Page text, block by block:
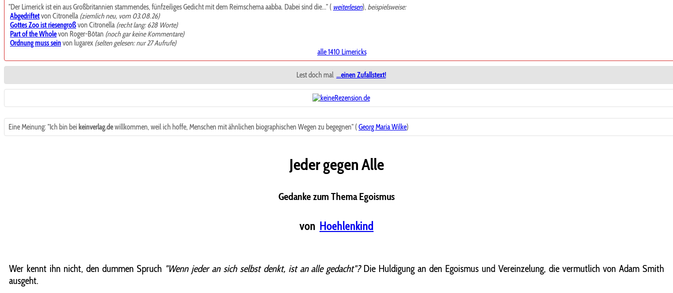
"Der Limerick ist ein aus Großbritannien stammendes, fünfzeiliges Gedicht mit dem Reimschema aabba. Dabei sind die..." ( weiterlesen),beispielsweise:
Abgedriftetvon Citronella (ziemlich neu, vom 03.08.26)
Gottes Zoo ist riesengroßvon Citronella (recht lang: 628 Worte)
Part of the Wholevon Roger-Bôtan (noch gar keine Kommentare)
Ordnung muss seinvon lugarex (selten gelesen: nur 27 Aufrufe)
alle 1410 Limericks
Lest doch mal ...einen Zufallstext!
Eine Meinung: "Ich bin bei keinverlag.dewillkommen, weil ich hoffe, Menschen mit ähnlichen biographischen Wegen zu begegnen" (Georg Maria Wilke)
Jeder gegen Alle
Gedanke zum Thema Egoismus
von Hoehlenkind
Wer kennt ihn nicht, den dummen Spruch"Wenn jeder an sich selbst denkt, ist an alle gedacht"? Die Huldigung an den Egoismus und Vereinzelung, die vermutlich von Adam Smith
ausgeht.